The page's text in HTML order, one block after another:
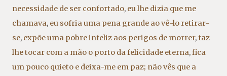
necessidade de ser confortado, eu lhe dizia que me
chamava, eu sofria uma pena grande ao vê-lo retirar-
se, expõe uma pobre infeliz aos perigos de morrer,faz-
lhe tocar com a mão o porto da felicidade eterna,fica
um pouco quieto e deixa-me em paz; não vês que a